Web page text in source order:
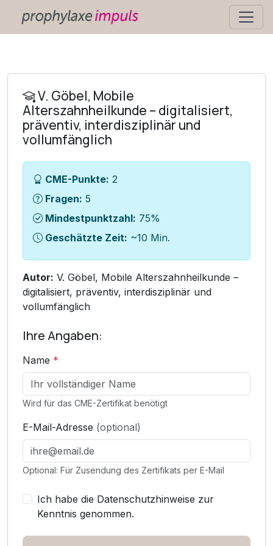
V. Göbel, Mobile
Alterszahnheilkunde – digitalisiert,
präventiv, interdisziplinär und
vollumfänglich
CME-Punkte: 2
Fragen: 5
Mindestpunktzahl: 75%
Geschätzte Zeit: ~10 Min.
Autor: V. Göbel, Mobile Alterszahnheilkunde –
digitalisiert, präventiv, interdisziplinär und
vollumfänglich
Ihre Angaben:
Name *
Wird für das CME-Zertifikat benötigt
E-Mail-Adresse (optional)
Optional: Für Zusendung des Zertifikats per E-Mail
Ich habe die Datenschutzhinweise zur
Kenntnis genommen.